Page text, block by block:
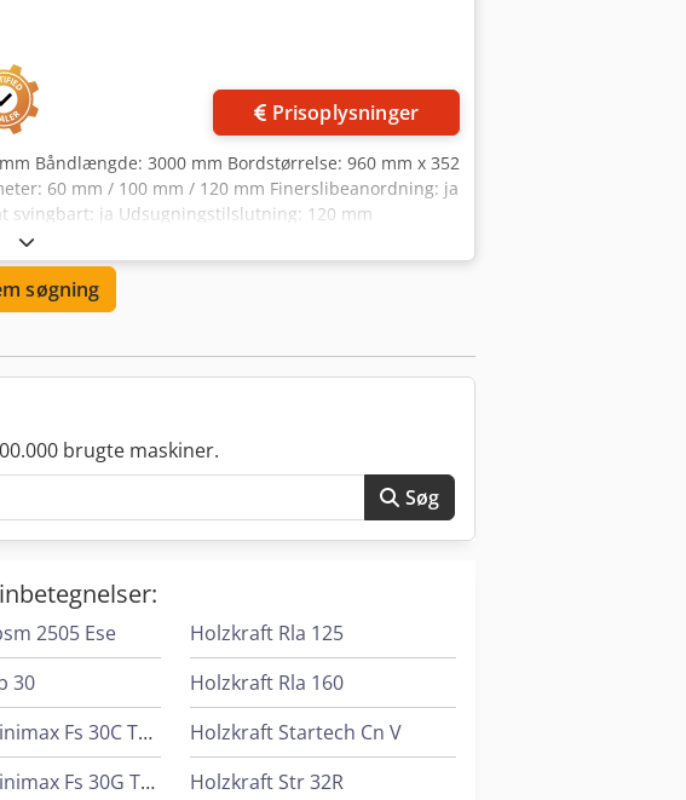
Prisoplysninger
Båndlængde: 3000 mm Bordstørrelse: 960 mm x 352
60 mm / 100 mm / 120 mm Finerslibeanordning: ja
svingbart: ja Udsugningstilslutning: 120 mm
900 mm Vægt: 310 kg
søgning
brugte maskiner.
Søg
2505 Ese
30
Holzkraft Minimax Fs 30C Tersa
Holzkraft Minimax Fs 30G Tersa
Holzkraft Rla 125
Holzkraft Rla 160
Holzkraft Startech Cn V
Holzkraft Str 32R